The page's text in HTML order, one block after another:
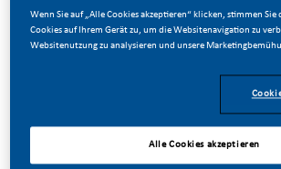
06/03/2026
Wenn Sie auf „Alle Cookies akzeptieren“ klicken, stimmen Sie
Cookies auf Ihrem Gerät zu, um die Websitenavigation zu
Websitenutzung zu analysieren und unsere
Alle Cookies akzeptieren